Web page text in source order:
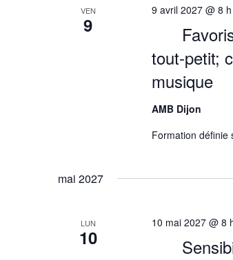
VEN
9
tout-petit;
musique
9 avril 2027 @ 8
AMB Dijon
Formation définie
mai 2027
LUN
10
10 mai 2027 @ 8